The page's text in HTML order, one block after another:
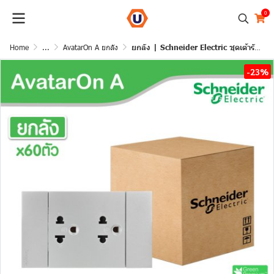
0
Home ... AvatarOn A ยกลัง ยกลัง | Schneider Electric ชุดเต้ารับคู่ 3 ขา มีม่านนิรภัย สีเทา รุ่น AvatarOn A | A70426UST_GY
-23%